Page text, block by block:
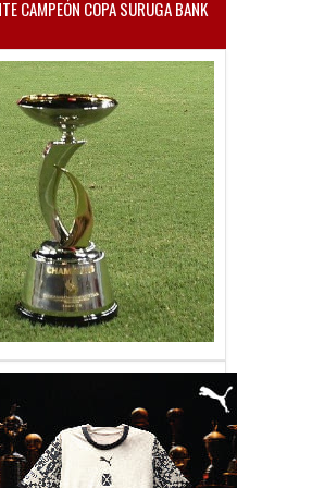
CAMPEÓN COPA SURUGA BANK